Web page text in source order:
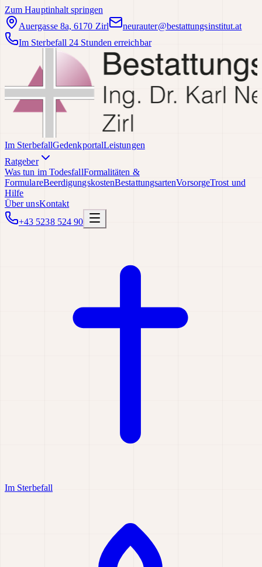
Zum Hauptinhalt springen
Auergasse 8a, 6170 Zirl
neurauter@bestattungsinstitut.at
Im Sterbefall 24 Stunden erreichbar
Im SterbefallGedenkportalLeistungen
Ratgeber
Was tun im TodesfallFormalitäten &
FormulareBeerdigungskostenBestattungsartenVorsorgeTrost und
Hilfe
Über unsKontakt
+43 5238 524 90
Im Sterbefall